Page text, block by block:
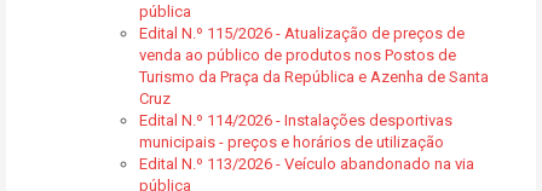
pública
Edital N.º 115/2026 - Atualização de preços de
venda ao público de produtos nos Postos de
Turismo da Praça da República e Azenha de Santa
Cruz
Edital N.º 114/2026 - Instalações desportivas
municipais - preços e horários de utilização
Edital N.º 113/2026 - Veículo abandonado na via
pública